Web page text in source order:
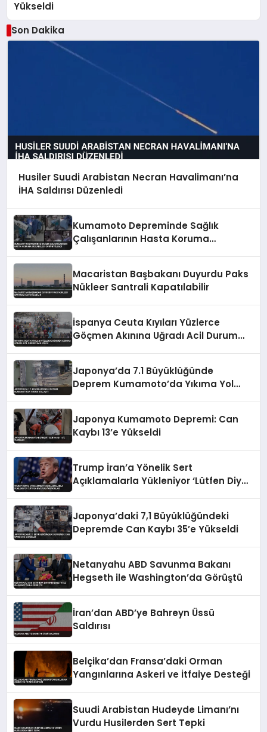
Yükseldi
Son Dakika
Husiler Suudi Arabistan Necran Havalimanı’na
İHA Saldırısı Düzenledi
Kumamoto Depreminde Sağlık
Çalışanlarının Hasta Koruma
Macaristan Başbakanı Duyurdu Paks
Nükleer Santrali Kapatılabilir
İspanya Ceuta Kıyıları Yüzlerce
Göçmen Akınına Uğradı Acil Durum
Japonya’da 7.1 Büyüklüğünde
Deprem Kumamoto’da Yıkıma Yol
Japonya Kumamoto Depremi: Can
Kaybı 13’e Yükseldi
Trump İran’a Yönelik Sert
Açıklamalarla Yükleniyor ‘Lütfen Diye
Japonya’daki 7,1 Büyüklüğündeki
Depremde Can Kaybı 35’e Yükseldi
Netanyahu ABD Savunma Bakanı
Hegseth ile Washington’da Görüştü
İran’dan ABD’ye Bahreyn Üssü
Saldırısı
Belçika’dan Fransa’daki Orman
Yangınlarına Askeri ve İtfaiye Desteği
Suudi Arabistan Hudeyde Limanı’nı
Vurdu Husilerden Sert Tepki